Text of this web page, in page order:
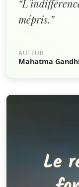
mépris.”
AUTEUR
Mahatma